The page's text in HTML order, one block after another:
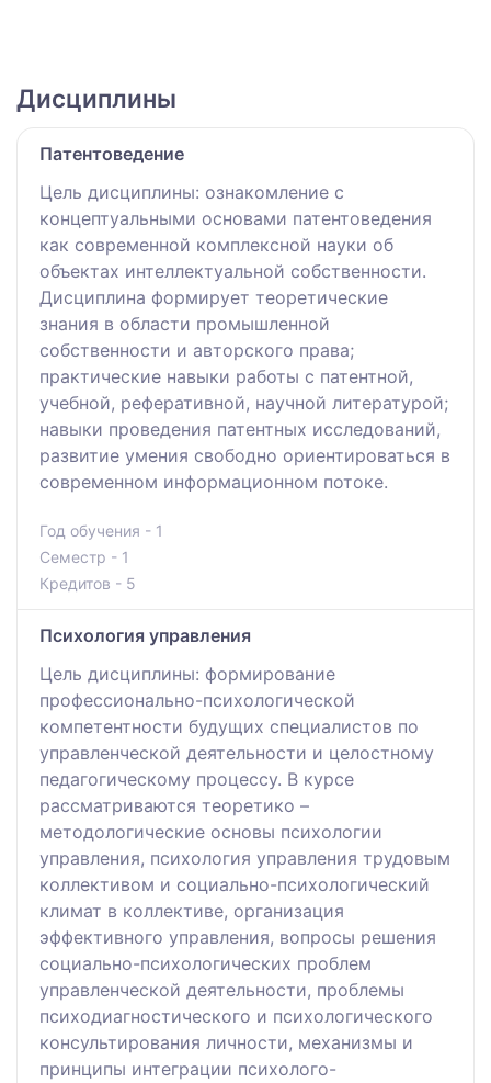
Дисциплины
Патентоведение
Цель дисциплины: ознакомление с
концептуальными основами патентоведения
как современной комплексной науки об
объектах интеллектуальной собственности.
Дисциплина формирует теоретические
знания в области промышленной
собственности и авторского права;
практические навыки работы с патентной,
учебной, реферативной, научной литературой;
навыки проведения патентных исследований,
развитие умения свободно ориентироваться в
современном информационном потоке.
Год обучения - 1
Семестр - 1
Кредитов - 5
Психология управления
Цель дисциплины: формирование
профессионально-психологической
компетентности будущих специалистов по
управленческой деятельности и целостному
педагогическому процессу. В курсе
рассматриваются теоретико –
методологические основы психологии
управления, психология управления трудовым
коллективом и социально-психологический
климат в коллективе, организация
эффективного управления, вопросы решения
социально-психологических проблем
управленческой деятельности, проблемы
психодиагностического и психологического
консультирования личности, механизмы и
принципы интеграции психолого-